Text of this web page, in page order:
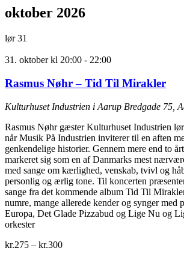
oktober 2026
lør31
31. oktober kl 20:00 - 22:00
Rasmus Nøhr – Tid Til Mirakler
Kulturhuset Industrien i Aarup Bredgade 75,
Rasmus Nøhr gæster Kulturhuset Industrien
når Musik På Industrien inviterer til en aften
genkendelige historier. Gennem mere end to
markeret sig som en af Danmarks mest
med sange om kærlighed, venskab, tvivl og
personlig og ærlig tone. Til koncerten
sange fra det kommende album Tid Til
numre, mange allerede kender og synger med
Europa, Det Glade Pizzabud og Lige Nu og
orkester
kr.275 – kr.300